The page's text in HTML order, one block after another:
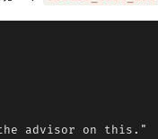
advisor on this."